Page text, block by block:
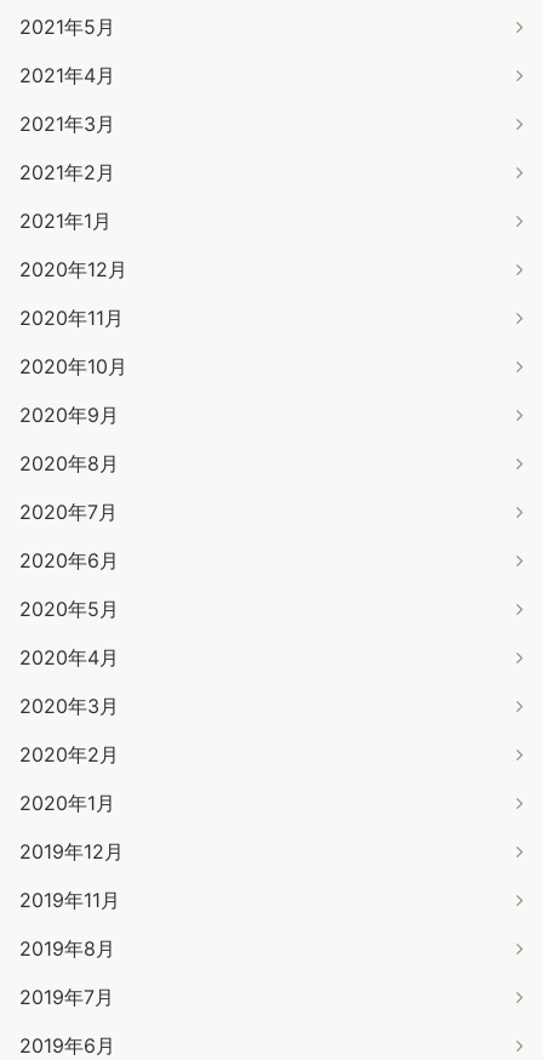
2021年5月
2021年4月
2021年3月
2021年2月
2021年1月
2020年12月
2020年11月
2020年10月
2020年9月
2020年8月
2020年7月
2020年6月
2020年5月
2020年4月
2020年3月
2020年2月
2020年1月
2019年12月
2019年11月
2019年8月
2019年7月
2019年6月